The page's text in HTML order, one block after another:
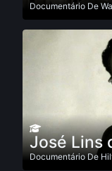
Documentário De
José Lins
DocumentárioDe